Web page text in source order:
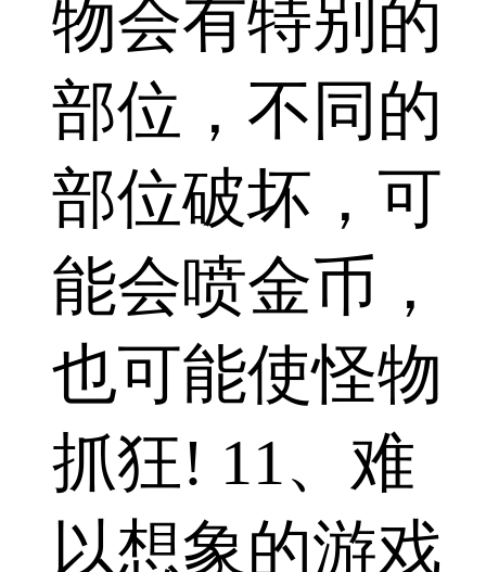
物会有特别的
部位，不同的
部位破坏，可
能会喷金币，
也可能使怪物
抓狂! 11、难
以想象的游戏